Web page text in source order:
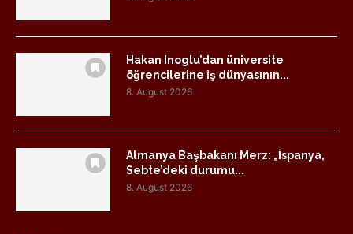
Hakan Inoglu’dan üniversite
öğrencilerine iş dünyasının...
8. August 2026
Almanya Başbakanı Merz: „İspanya,
Sebte’deki durumu...
8. August 2026